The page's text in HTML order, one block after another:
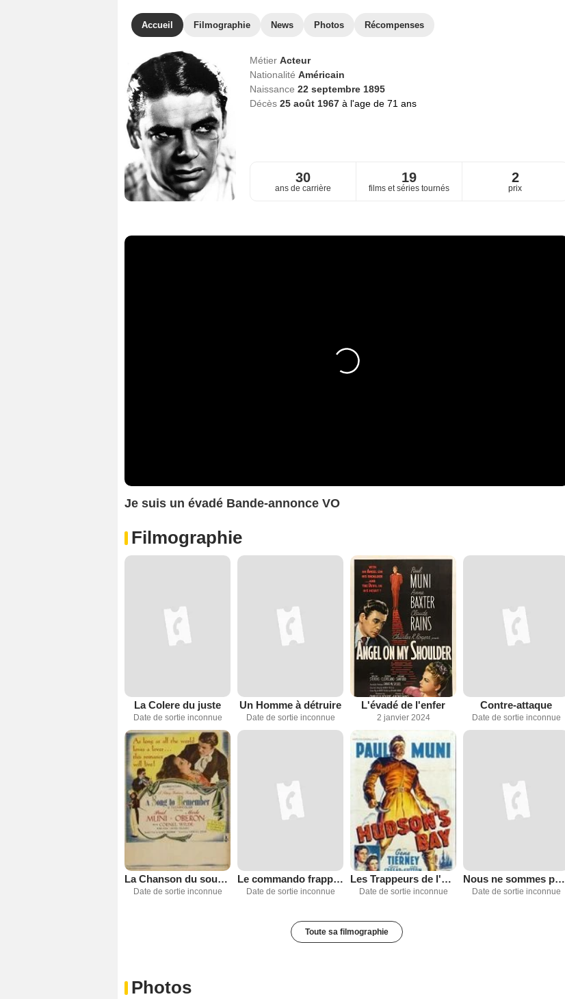
Accueil Filmographie News Photos Récompenses
Métier Acteur
Nationalité Américain
Naissance 22 septembre 1895
Décès 25 août 1967 à l'age de 71 ans
30
ans de carrière
19
films et séries tournés
2
prix
Je suis un évadé Bande-annonce VO
Filmographie
La Colere du juste
Date de sortie inconnue
Un Homme à détruire
Date de sortie inconnue
L'évadé de l'enfer
2 janvier 2024
Contre-attaque
Date de sortie inconnue
La Chanson du souvenir
Date de sortie inconnue
Le commando frappe à l'aube
Date de sortie inconnue
Les Trappeurs de l'hudson
Date de sortie inconnue
Nous ne sommes pas seuls
Date de sortie inconnue
Toute sa filmographie
Photos